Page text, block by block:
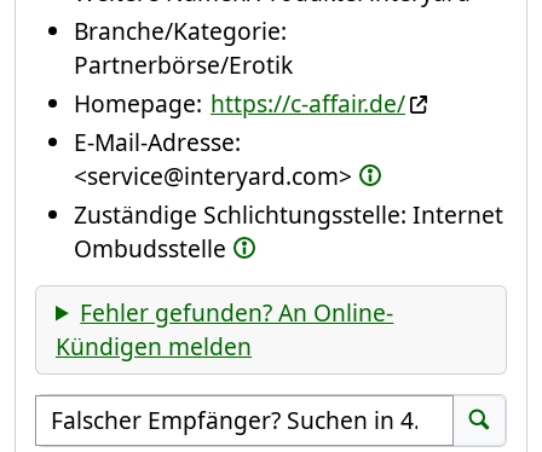
Branche/Kategorie:
Partnerbörse/Erotik
Homepage: https://c-affair.de/
E-Mail-Adresse:
<service@interyard.com>
Zuständige Schlichtungsstelle: Internet
Ombudsstelle
Fehler gefunden? An Online-
Kündigen melden
Empfänger suchen
Suchen